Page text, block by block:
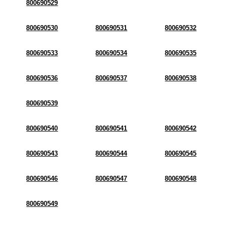
800690529
800690530 800690531 800690532
800690533 800690534 800690535
800690536 800690537 800690538
800690539
800690540 800690541 800690542
800690543 800690544 800690545
800690546 800690547 800690548
800690549